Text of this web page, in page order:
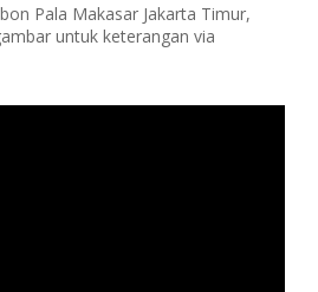
Pala Makasar Jakarta Timur,
untuk keterangan via